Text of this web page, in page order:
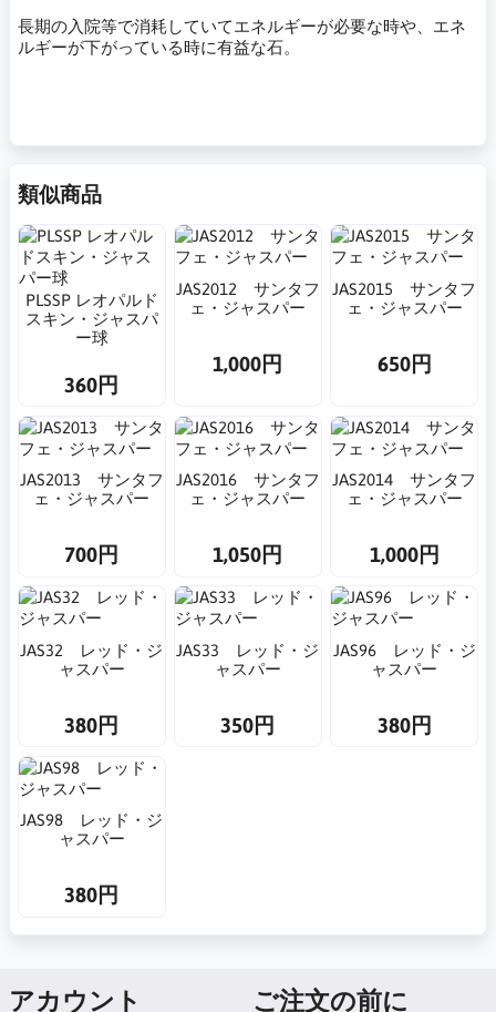
長期の入院等で消耗していてエネルギーが必要な時や、エネ
ルギーが下がっている時に有益な石。
類似商品
PLSSP レオパルド
スキン・ジャスパ
ー球
360円
JAS2012 サンタフ
ェ・ジャスパー
1,000円
JAS2015 サンタフ
ェ・ジャスパー
650円
JAS2013 サンタフ
ェ・ジャスパー
700円
JAS2016 サンタフ
ェ・ジャスパー
1,050円
JAS2014 サンタフ
ェ・ジャスパー
1,000円
JAS32 レッド・ジ
ャスパー
380円
JAS33 レッド・ジ
ャスパー
350円
JAS96 レッド・ジ
ャスパー
380円
JAS98 レッド・ジ
ャスパー
380円
アカウント ご注文の前に